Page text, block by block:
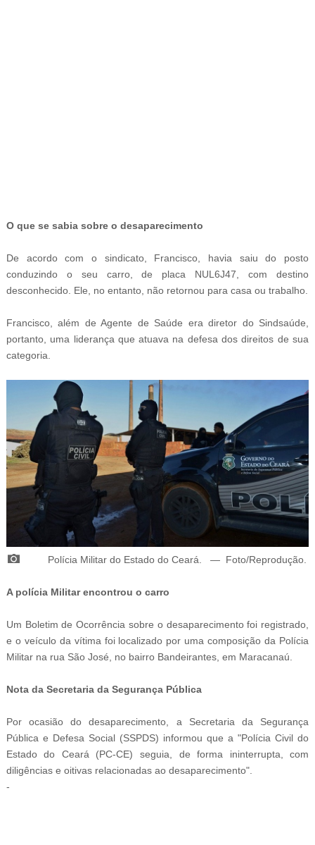
O que se sabia sobre o desaparecimento
De acordo com o sindicato, Francisco, havia saiu do posto
conduzindo o seu carro, de placa NUL6J47, com destino
desconhecido. Ele, no entanto, não retornou para casa ou trabalho.
Francisco, além de Agente de Saúde era diretor do Sindsaúde,
portanto, uma liderança que atuava na defesa dos direitos de sua
categoria.
Polícia Militar do Estado do Ceará. — Foto/Reprodução.
A polícia Militar encontrou o carro
Um Boletim de Ocorrência sobre o desaparecimento foi registrado,
e o veículo da vítima foi localizado por uma composição da Polícia
Militar na rua São José, no bairro Bandeirantes, em Maracanaú.
Nota da Secretaria da Segurança Pública
Por ocasião do desaparecimento, a Secretaria da Segurança
Pública e Defesa Social (SSPDS) informou que a "Polícia Civil do
Estado do Ceará (PC-CE) seguia, de forma ininterrupta, com
diligências e oitivas relacionadas ao desaparecimento".
-